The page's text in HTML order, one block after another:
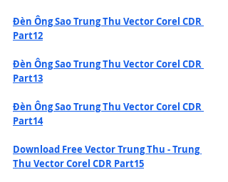
Đèn Ông Sao Trung Thu Vector Corel CDR
Part12
Đèn Ông Sao Trung Thu Vector Corel CDR
Part13
Đèn Ông Sao Trung Thu Vector Corel CDR
Part14
Download Free Vector Trung Thu - Trung
Thu Vector Corel CDR Part15